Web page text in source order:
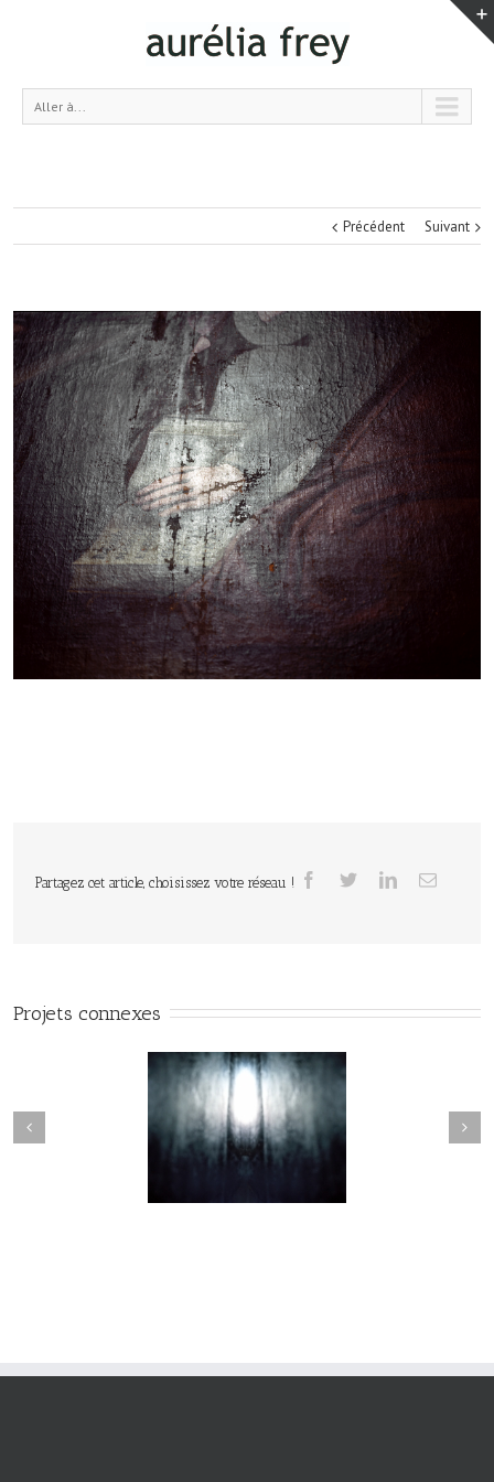
Aller à...
Précédent Suivant
Partagez cet article, choisissez votre réseau !
Projets connexes